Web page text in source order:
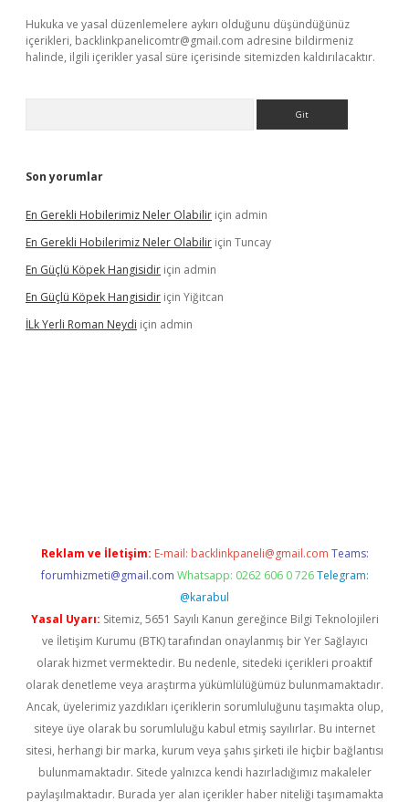
Hukuka ve yasal düzenlemelere aykırı olduğunu düşündüğünüz
içerikleri, backlinkpanelicomtr@gmail.com adresine bildirmeniz
halinde, ilgili içerikler yasal süre içerisinde sitemizden kaldırılacaktır.
Son yorumlar
En Gerekli Hobilerimiz Neler Olabilir için admin
En Gerekli Hobilerimiz Neler Olabilir için Tuncay
En Güçlü Köpek Hangisidir için admin
En Güçlü Köpek Hangisidir için Yiğitcan
İLk Yerli Roman Neydi için admin
Reklam ve İletişim: E-mail: backlinkpaneli@gmail.com Teams:
forumhizmeti@gmail.com Whatsapp: 0262 606 0 726 Telegram:
@karabul
Yasal Uyarı: Sitemiz, 5651 Sayılı Kanun gereğince Bilgi Teknolojileri
ve İletişim Kurumu (BTK) tarafından onaylanmış bir Yer Sağlayıcı
olarak hizmet vermektedir. Bu nedenle, sitedeki içerikleri proaktif
olarak denetleme veya araştırma yükümlülüğümüz bulunmamaktadır.
Ancak, üyelerimiz yazdıkları içeriklerin sorumluluğunu taşımakta olup,
siteye üye olarak bu sorumluluğu kabul etmiş sayılırlar. Bu internet
sitesi, herhangi bir marka, kurum veya şahıs şirketi ile hiçbir bağlantısı
bulunmamaktadır. Sitede yalnızca kendi hazırladığımız makaleler
paylaşılmaktadır. Burada yer alan içerikler haber niteliği taşımamakta